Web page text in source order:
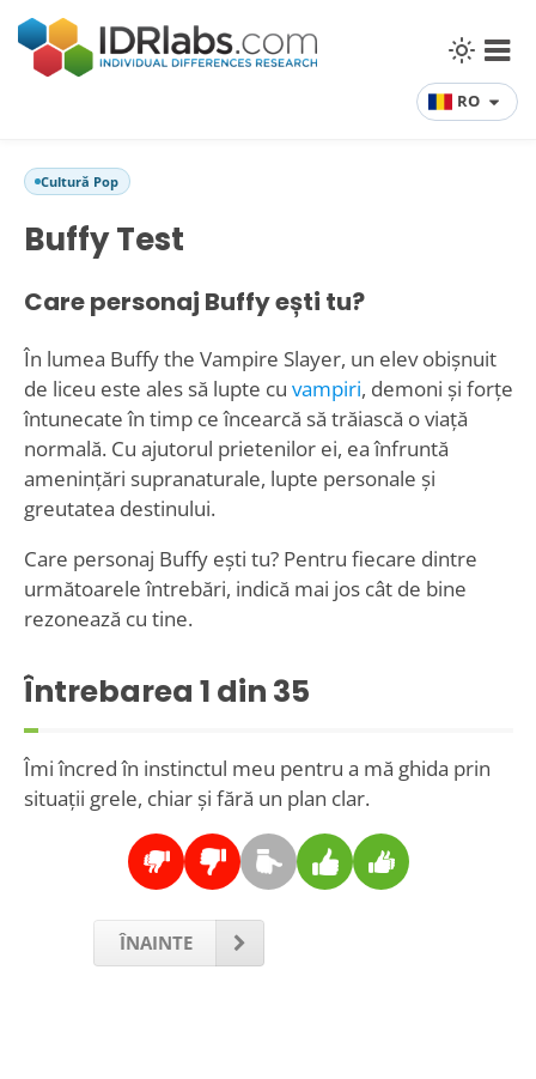
RO
Cultură Pop
Buffy Test
Care personaj Buffy ești tu?
În lumea Buffy the Vampire Slayer, un elev obișnuit
de liceu este ales să lupte cu vampiri, demoni și forțe
întunecate în timp ce încearcă să trăiască o viață
normală. Cu ajutorul prietenilor ei, ea înfruntă
amenințări supranaturale, lupte personale și
greutatea destinului.
Care personaj Buffy ești tu? Pentru fiecare dintre
următoarele întrebări, indică mai jos cât de bine
rezonează cu tine.
Întrebarea 1 din 35
Îmi încred în instinctul meu pentru a mă ghida prin
situații grele, chiar și fără un plan clar.
ÎNAINTE